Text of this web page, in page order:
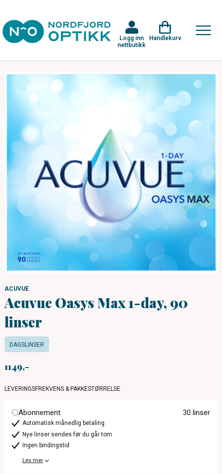
Logg inn
nettbutikk
Handlekurv
ACUVUE
Acuvue Oasys Max 1-day, 90
linser
DAGSLINSER
1149
LEVERINGSFREKVENS & PAKKESTØRRELSE
Abonnement 30 linser
Automatisk månedlig betaling
Nye linser sendes før du går tom
Ingen bindingstid
Les mer